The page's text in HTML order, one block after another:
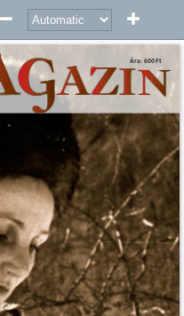
Ára: 600 Ft